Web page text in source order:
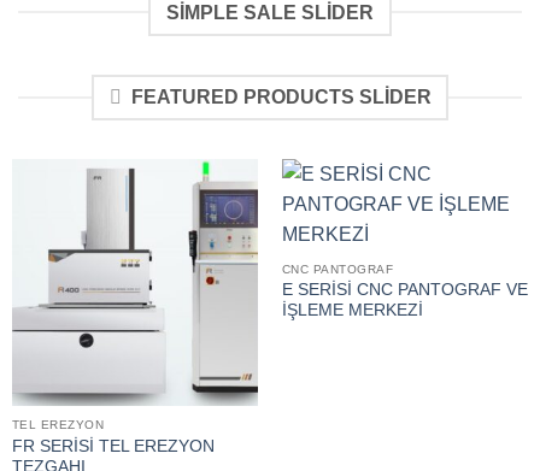
SIMPLE SALE SLIDER
FEATURED PRODUCTS SLIDER
TEL EREZYON
FR SERİSİ TEL EREZYON
TEZGAHI
CNC PANTOGRAF
E SERİSİ CNC PANTOGRAF VE
İŞLEME MERKEZİ